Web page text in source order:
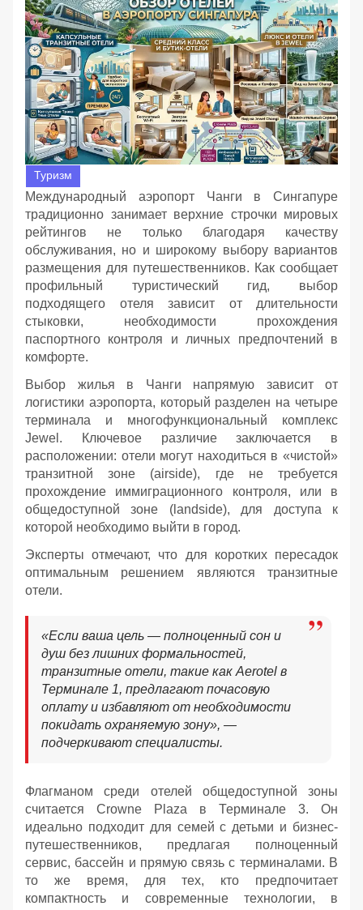
Туризм
Международный аэропорт Чанги в Сингапуре
традиционно занимает верхние строчки мировых
рейтингов не только благодаря качеству
обслуживания, но и широкому выбору вариантов
размещения для путешественников. Как сообщает
профильный туристический гид, выбор
подходящего отеля зависит от длительности
стыковки, необходимости прохождения
паспортного контроля и личных предпочтений в
комфорте.
Выбор жилья в Чанги напрямую зависит от
логистики аэропорта, который разделен на четыре
терминала и многофункциональный комплекс
Jewel. Ключевое различие заключается в
расположении: отели могут находиться в «чистой»
транзитной зоне (airside), где не требуется
прохождение иммиграционного контроля, или в
общедоступной зоне (landside), для доступа к
которой необходимо выйти в город.
Эксперты отмечают, что для коротких пересадок
оптимальным решением являются транзитные
отели.
«Если ваша цель — полноценный сон и
душ без лишних формальностей,
транзитные отели, такие как Aerotel в
Терминале 1, предлагают почасовую
оплату и избавляют от необходимости
покидать охраняемую зону», —
подчеркивают специалисты.
Флагманом среди отелей общедоступной зоны
считается Crowne Plaza в Терминале 3. Он
идеально подходит для семей с детьми и бизнес-
путешественников, предлагая полноценный
сервис, бассейн и прямую связь с терминалами. В
то же время, для тех, кто предпочитает
компактность и современные технологии, в